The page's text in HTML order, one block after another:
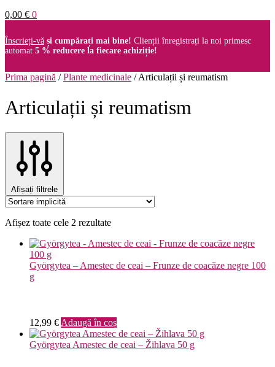
0,00 € 0
Înscrieți-vă și cumpărați mai bine! Clienții înregistrați la noi primesc
automat 5 % reducere la fiecare achiziție!
Prima pagină /Plante medicinale /Articulații și reumatism
Articulații și reumatism
Afișați filtrele
Afișez toate cele 2 rezultate
Györgytea – Amestec de ceai – Frunze de coacăze negre 100
g
12,99 € Adaugă în coș
Györgytea Amestec de ceai – Žihlava 50 g